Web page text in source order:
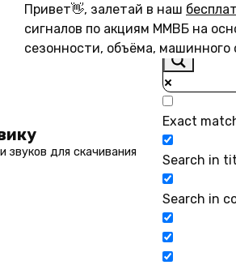
Привет👋, залетай в наш
сигналов по акциям ММВБ на
сезонности, объёма, машинного
звуков для скачивания
Exact
Search in
Search in